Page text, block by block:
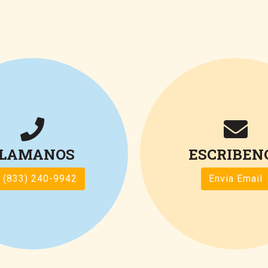
(833) 240-9942 Envia Email